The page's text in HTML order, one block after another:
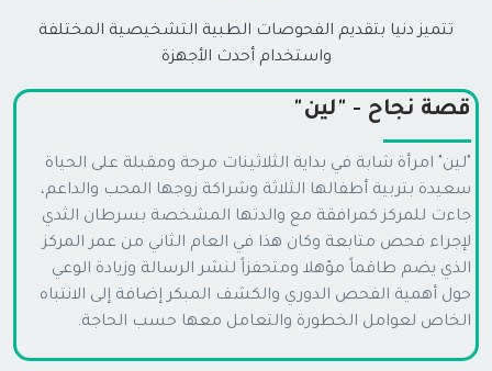
تتميز دنيا بتقديم الفحوصات الطبية التشخيصية المختلفة
واستخدام أحدث الأجهزة
قصة نجاح - "لين"
"لين" امرأة شابة في بداية الثلاثينات مرحة ومقبلة على الحياة
سعيدة بتربية أطفالها الثلاثة وشراكة زوجها المحب والداعم،
جاءت للمركز كمرافقة مع والدتها المشخصة بسرطان الثدي
لإجراء فحص متابعة وكان هذا في العام الثاني من عمر المركز
الذي يضم طاقماً مؤهلا ومتحفزاً لنشر الرسالة وزيادة الوعي
حول أهمية الفحص الدوري والكشف المبكر إضافة إلى الانتباه
الخاص لعوامل الخطورة والتعامل معها حسب الحاجة.